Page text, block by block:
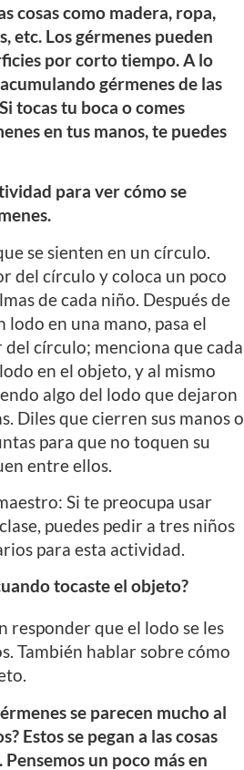
cosas como madera, ropa,
etc. Los gérmenes pueden
por corto tiempo. A lo
gérmenes de las
tocas tu boca o comes
en tus manos, te puedes
para ver cómo se
se sienten en un círculo.
del círculo y coloca un poco
de cada niño. Después de
lodo en una mano, pasa el
círculo; menciona que cada
en el objeto, y al mismo
algo del lodo que dejaron
Diles que cierren sus manos o
para que no toquen su
entre ellos.
Si te preocupa usar
puedes pedir a tres niños
para esta actividad.
tocaste el objeto?
responder que el lodo se les
También hablar sobre cómo
se parecen mucho al
Estos se pegan a las cosas
un poco más en